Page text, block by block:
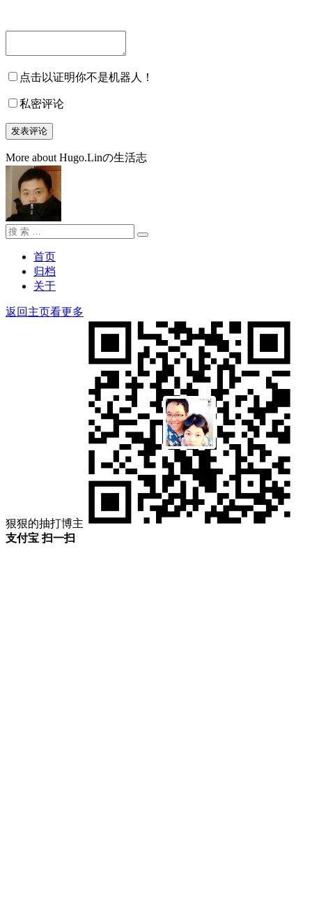
点击以证明你不是机器人！
私密评论
More about Hugo.Linの生活志
搜
搜
首页
归档
关于
返回主页看更多
狠狠的抽打博主
支付宝 扫一扫